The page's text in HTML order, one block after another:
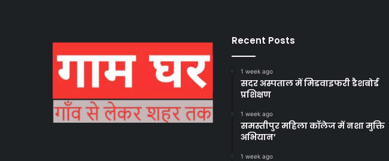
Recent Posts
1 week ago
सदर अस्पताल में मिडवाइफरी डैशबोर्ड
प्रशिक्षण
1 week ago
समस्तीपुर महिला कॉलेज में नशा मुक्ति
अभियान’
1 week ago